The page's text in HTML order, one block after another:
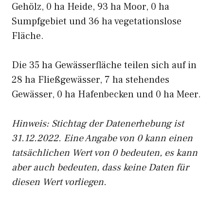
Gehölz, 0 ha Heide, 93 ha Moor, 0 ha
Sumpfgebiet und 36 ha vegetationslose
Fläche.
Die 35 ha Gewässerfläche teilen sich auf in
28 ha Fließgewässer, 7 ha stehendes
Gewässer, 0 ha Hafenbecken und 0 ha Meer.
Hinweis: Stichtag der Datenerhebung ist
31.12.2022. Eine Angabe von 0 kann einen
tatsächlichen Wert von 0 bedeuten, es kann
aber auch bedeuten, dass keine Daten für
diesen Wert vorliegen.